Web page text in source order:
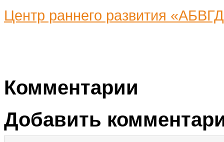
Центр раннего развития
Комментарии
Добавить